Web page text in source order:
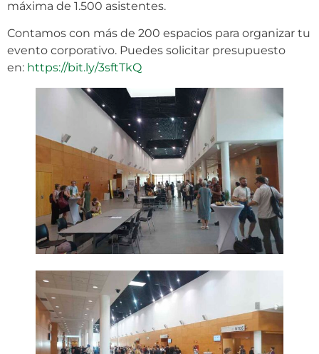
máxima de 1.500 asistentes.
Contamos con más de 200 espacios para organizar tu
evento corporativo. Puedes solicitar presupuesto
en: https://bit.ly/3sftTkQ